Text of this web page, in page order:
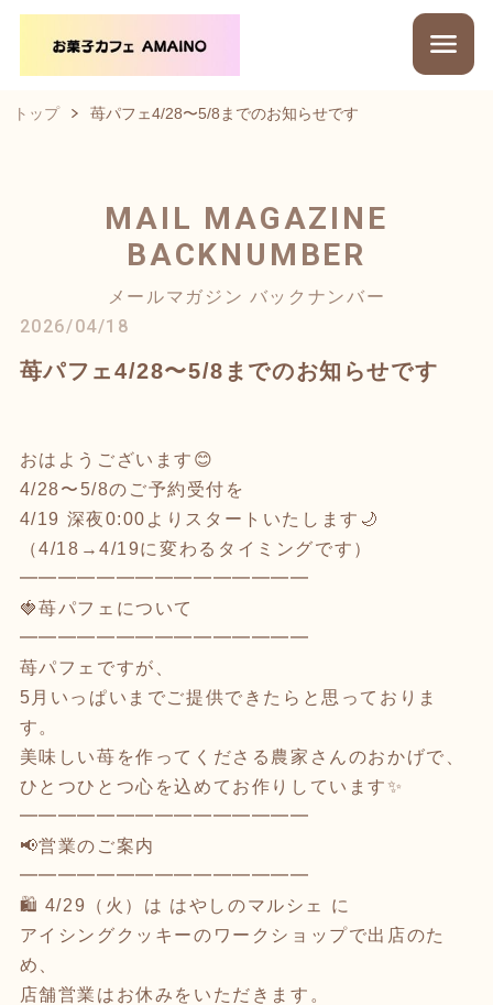
トップ 苺パフェ4/28〜5/8までのお知らせです
MAIL MAGAZINE
BACKNUMBER
メールマガジン バックナンバー
2026/04/18
苺パフェ4/28〜5/8までのお知らせです
おはようございます😊
4/28〜5/8のご予約受付を
4/19 深夜0:00よりスタートいたします🌙
（4/18→4/19に変わるタイミングです）
━━━━━━━━━━━━━━━
🍓苺パフェについて
━━━━━━━━━━━━━━━
苺パフェですが、
5月いっぱいまでご提供できたらと思っておりま
す。
美味しい苺を作ってくださる農家さんのおかげで、
ひとつひとつ心を込めてお作りしています✨
━━━━━━━━━━━━━━━
📢営業のご案内
━━━━━━━━━━━━━━━
🛍️ 4/29（火）は はやしのマルシェ に
アイシングクッキーのワークショップで出店のた
め、
店舗営業はお休みをいただきます。